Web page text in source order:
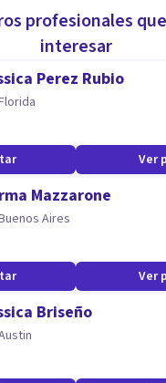
de desarrollo ✨🌱
y cambiante,
basa principalmente en la
a las necesidades
tener un enfoque
y expectativas.
profesionales
interesar
Perez Rubio
Ver
Mazzarone
Aires
Ver
Briseño